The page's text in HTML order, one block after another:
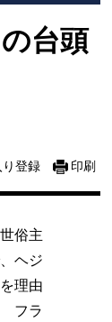
台頭
り登録 印刷
俗主
ヘジ
理由
フラ